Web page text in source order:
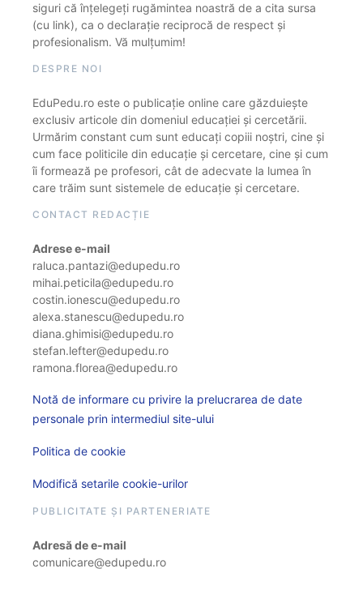
siguri că înțelegeți rugămintea noastră de a cita sursa
(cu link), ca o declarație reciprocă de respect și
profesionalism. Vă mulțumim!
DESPRE NOI
EduPedu.ro este o publicație online care găzduiește
exclusiv articole din domeniul educației și cercetării.
Urmărim constant cum sunt educați copiii noștri, cine și
cum face politicile din educație și cercetare, cine și cum
îi formează pe profesori, cât de adecvate la lumea în
care trăim sunt sistemele de educație și cercetare.
CONTACT REDACȚIE
Adrese e-mail
raluca.pantazi@edupedu.ro
mihai.peticila@edupedu.ro
costin.ionescu@edupedu.ro
alexa.stanescu@edupedu.ro
diana.ghimisi@edupedu.ro
stefan.lefter@edupedu.ro
ramona.florea@edupedu.ro
Notă de informare cu privire la prelucrarea de date
personale prin intermediul site-ului
Politica de cookie
Modifică setarile cookie-urilor
PUBLICITATE ȘI PARTENERIATE
Adresă de e-mail
comunicare@edupedu.ro